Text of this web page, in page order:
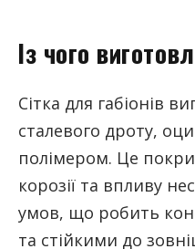
Із чого
Сітка для габіонів
сталевого дроту,
полімером. Це
корозії та впливу
умов, що робить
та стійкими до